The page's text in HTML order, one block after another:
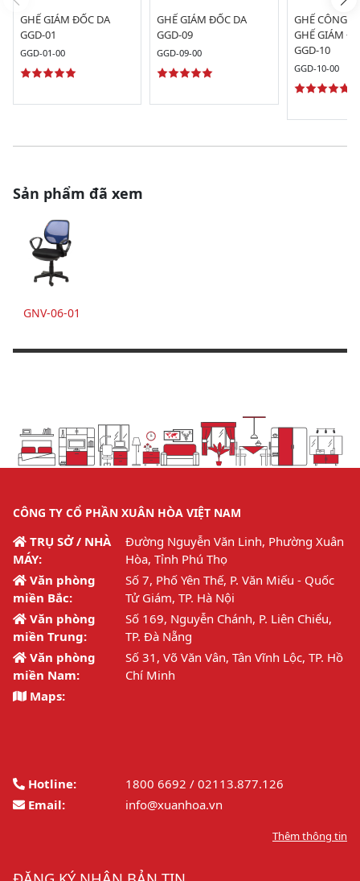
GHẾ GIÁM ĐỐC DA
GGD-01
GGD-01-00
GHẾ GIÁM ĐỐC DA
GGD-09
GGD-09-00
GHẾ CÔNG
GHẾ GIÁM
GGD-10
GGD-10-00
Sản phẩm đã xem
GNV-06-01
CÔNG TY CỔ PHẦN XUÂN HÒA VIỆT NAM
TRỤ SỞ / NHÀ
MÁY:
Đường Nguyễn Văn Linh, Phường Xuân
Hòa, Tỉnh Phú Thọ
Văn phòng
miền Bắc:
Số 7, Phố Yên Thế, P. Văn Miếu - Quốc
Tử Giám, TP. Hà Nội
Văn phòng
miền Trung:
Số 169, Nguyễn Chánh, P. Liên Chiểu,
TP. Đà Nẵng
Văn phòng
miền Nam:
Số 31, Võ Văn Vân, Tân Vĩnh Lộc, TP. Hồ
Chí Minh
Maps:
Hotline:
1800 6692 / 02113.877.126
Email:
info@xuanhoa.vn
Thêm thông tin